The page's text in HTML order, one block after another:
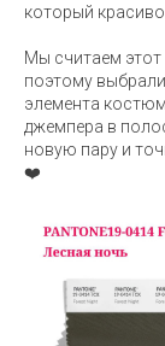
который
Мы считаем
поэтому
элемента
джемпера в
новую пару и
❤️